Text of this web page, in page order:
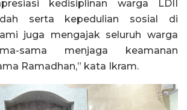
kedisiplinan warga LDII
serta kepedulian sosial di
juga mengajak seluruh warga
sama menjaga keamanan
Ramadhan,” kata Ikram.